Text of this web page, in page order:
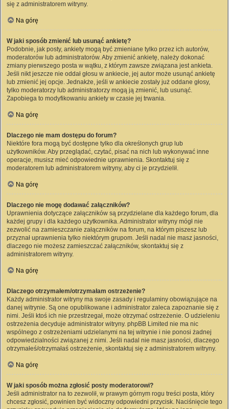
się z administratorem witryny.
Na górę
W jaki sposób zmienić lub usunąć ankietę?
Podobnie, jak posty, ankiety mogą być zmieniane tylko przez ich autorów,
moderatorów lub administratorów. Aby zmienić ankietę, należy dokonać
zmiany pierwszego posta w wątku, z którym zawsze związana jest ankieta.
Jeśli nikt jeszcze nie oddał głosu w ankiecie, jej autor może usunąć ankietę
lub zmienić jej opcje. Jednakże, jeśli w ankiecie zostały już oddane głosy,
tylko moderatorzy lub administratorzy mogą ją zmienić, lub usunąć.
Zapobiega to modyfikowaniu ankiety w czasie jej trwania.
Na górę
Dlaczego nie mam dostępu do forum?
Niektóre fora mogą być dostępne tylko dla określonych grup lub
użytkowników. Aby przeglądać, czytać, pisać na nich lub wykonywać inne
operacje, musisz mieć odpowiednie uprawnienia. Skontaktuj się z
moderatorem lub administratorem witryny, aby ci je przydzielił.
Na górę
Dlaczego nie mogę dodawać załączników?
Uprawnienia dotyczące załączników są przydzielane dla każdego forum, dla
każdej grupy i dla każdego użytkownika. Administrator witryny mógł nie
zezwolić na zamieszczanie załączników na forum, na którym piszesz lub
przyznał uprawnienia tylko niektórym grupom. Jeśli nadal nie masz jasności,
dlaczego nie możesz zamieszczać załączników, skontaktuj się z
administratorem witryny.
Na górę
Dlaczego otrzymałem/otrzymałam ostrzeżenie?
Każdy administrator witryny ma swoje zasady i regulaminy obowiązujące na
danej witrynie. Są one opublikowane i administrator zaleca zapoznanie się z
nimi. Jeśli ktoś ich nie przestrzegał, może otrzymać ostrzeżenie. O udzieleniu
ostrzeżenia decyduje administrator witryny. phpBB Limited nie ma nic
wspólnego z ostrzeżeniami udzielanymi na tej witrynie i nie ponosi żadnej
odpowiedzialności związanej z nimi. Jeśli nadal nie masz jasności, dlaczego
otrzymałeś/otrzymałaś ostrzeżenie, skontaktuj się z administratorem witryny.
Na górę
W jaki sposób można zgłosić posty moderatorowi?
Jeśli administrator na to zezwolił, w prawym górnym rogu treści posta, który
chcesz zgłosić, powinien być widoczny odpowiedni przycisk. Naciśnięcie tego